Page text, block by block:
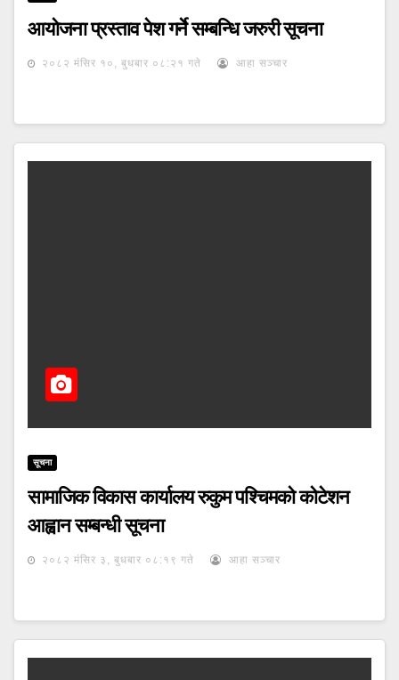
आयोजना प्रस्ताव पेश गर्ने सम्बन्धि जरुरी सूचना
२०८२ मंसिर १०, बुधबार ०८:२१ गते आहा सञ्चार
सूचना
सामाजिक विकास कार्यालय रुकुम पश्चिमको कोटेशन
आह्वान सम्बन्धी सूचना
२०८२ मंसिर ३, बुधबार ०८:१९ गते आहा सञ्चार